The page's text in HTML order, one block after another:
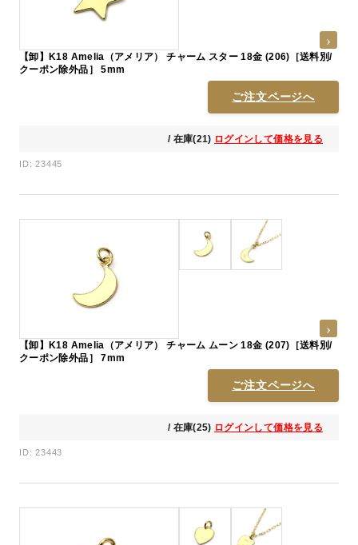
【卸】K18 Amelia（アメリア） チャーム スター 18金 (206)［送料別/
クーポン除外品］ 5mm
ご注文ページへ
/ 在庫(21) ログインして価格を見る
ID: 23445
【卸】K18 Amelia（アメリア） チャーム ムーン 18金 (207)［送料別/
クーポン除外品］ 7mm
ご注文ページへ
/ 在庫(25) ログインして価格を見る
ID: 23443